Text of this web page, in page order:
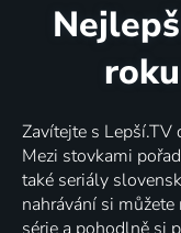
Zavítejte s Lepší.TV
Mezi stovkami
také seriály
nahrávání si